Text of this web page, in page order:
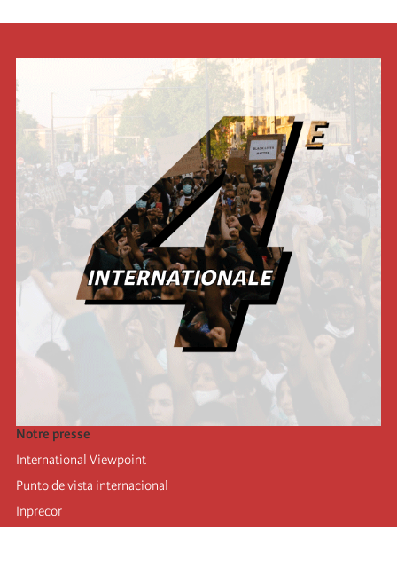
Notre presse
International Viewpoint
Punto de vista internacional
Inprecor